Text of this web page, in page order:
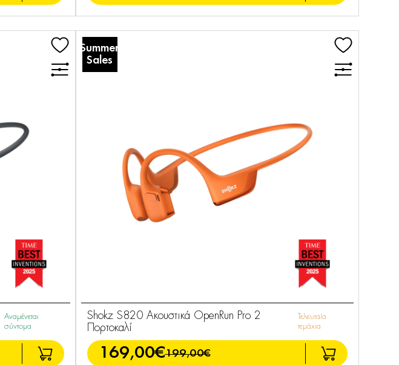
Αναμένεται
σύντομα
Summer
Sales
Shokz S820 Ακουστικά OpenRun Pro 2
Πορτοκαλί
Τελευταία
τεμάχια
169,00€199,00€